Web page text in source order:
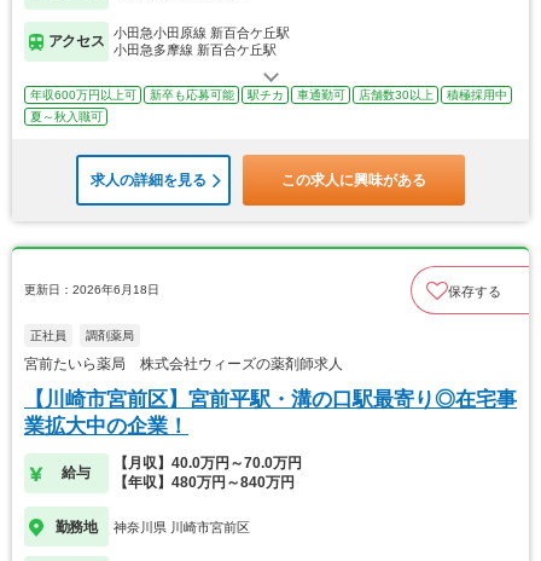
アクセス
小田急小田原線 新百合ケ丘駅
小田急多摩線 新百合ケ丘駅
年収600万円以上可 新卒も応募可能 駅チカ 車通勤可 店舗数30以上
積極採用中
夏～秋入職可
求人の詳細を見る この求人に興味がある
更新日：2026年6月18日 保存する
正社員 調剤薬局
宮前たいら薬局 株式会社ウィーズの薬剤師求人
【川崎市宮前区】宮前平駅・溝の口駅最寄り◎在宅事
業拡大中の企業！
給与
【月収】40.0万円～70.0万円
【年収】480万円～840万円
勤務地 神奈川県 川崎市宮前区